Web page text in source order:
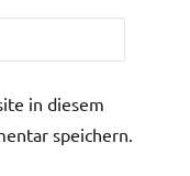
in diesem
speichern.